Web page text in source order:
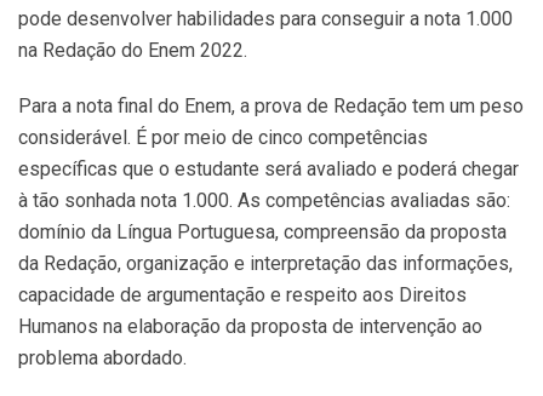
pode desenvolver habilidades para conseguir a nota 1.000
na Redação do Enem 2022.
Para a nota final do Enem, a prova de Redação tem um peso
considerável. É por meio de cinco competências
específicas que o estudante será avaliado e poderá chegar
à tão sonhada nota 1.000. As competências avaliadas são:
domínio da Língua Portuguesa, compreensão da proposta
da Redação, organização e interpretação das informações,
capacidade de argumentação e respeito aos Direitos
Humanos na elaboração da proposta de intervenção ao
problema abordado.